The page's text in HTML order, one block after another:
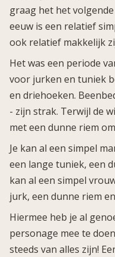
graag het het
eeuw is een relatief
ook relatief makkelijk
Het was een periode
voor jurken en tuniek
en driehoeken.
- zijn strak. Terwijl de
met een dunne riem
Je kan al een simpel
een lange tuniek, een
kan al een simpel
jurk, een dunne riem
Hiermee heb je al
personage mee te
steeds van alles zijn!